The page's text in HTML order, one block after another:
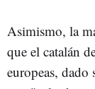
Asimismo, la
que el catalán
europeas,